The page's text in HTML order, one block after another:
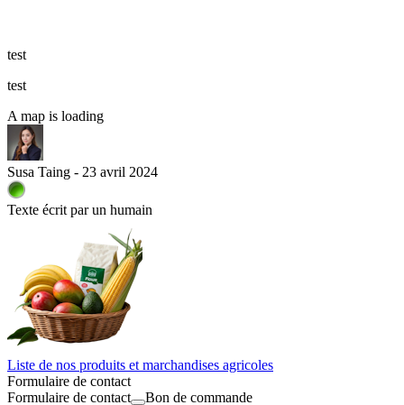
test
test
A map is loading
Susa Taing - 23 avril 2024
Texte écrit par un humain
Liste de nos produits et marchandises agricoles
Formulaire de contact
Formulaire de contact
Bon de commande